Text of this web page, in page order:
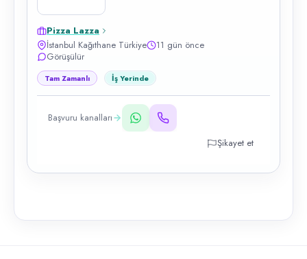
Pizza Lazza
İstanbul Kağıthane Türkiye
11 gün önce
Görüşülür
Tam Zamanlı İş Yerinde
Başvuru kanalları
Şikayet et